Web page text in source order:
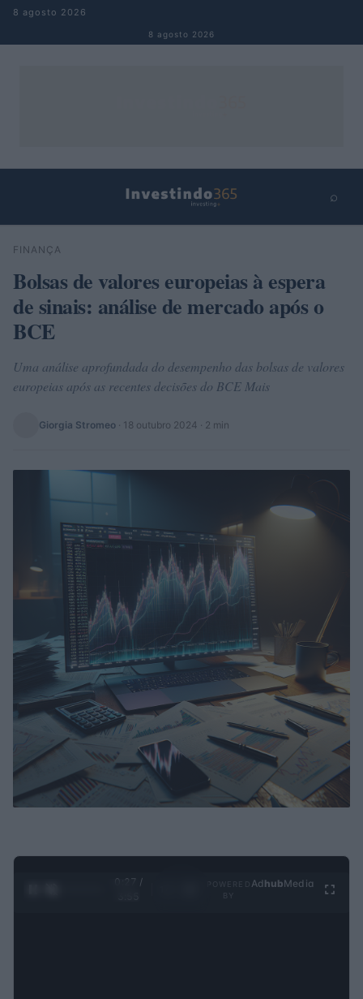
Pular para o conteúdo
8 agosto 2026
8 agosto 2026
⌕
Buscar
FINANÇA
Bolsas de valores europeias à espera
de sinais: análise de mercado após o
BCE
Uma análise aprofundada do desempenho das bolsas de valores
europeias após as recentes decisões do BCE Mais
Giorgia Stromeo · 18 outubro 2024 · 2 min
0:28 /
Ad hubMedia